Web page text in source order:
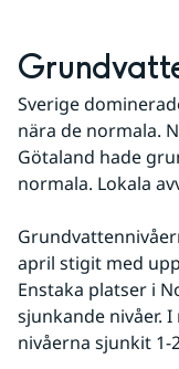
Sverige
nära de normala.
Götaland hade
normala. Lokala
april stigit med
Enstaka platser i
sjunkande nivåer.
nivåerna sjunkit 1-